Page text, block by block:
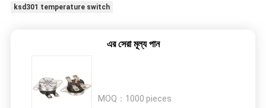
ksd301 temperature switch
এর সেরা মূল্য পান
MOQ： 1000 pieces